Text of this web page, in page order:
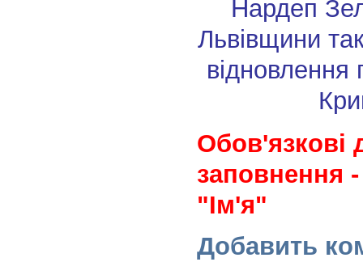
Нардеп
Львівщини
відновлення
Обов'язкові
заповнення
"Ім'я"
Добавить